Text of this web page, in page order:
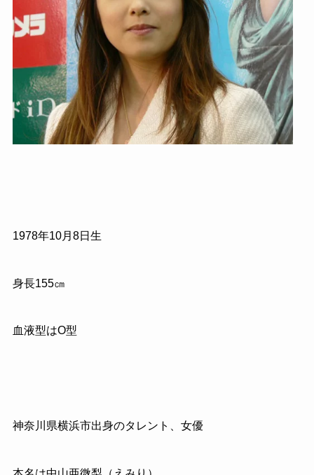
1978年10月 8日生
身長155㎝
血液型はO型
神奈川県横浜市出身のタレント、女優